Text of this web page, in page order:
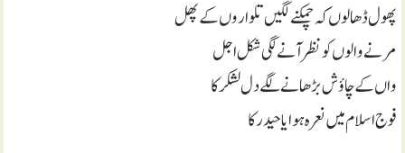
پھول ڈھالوں کہ چمکنے لگیں تلواروں کے پھل
مرنے والوں کو نظر آنے لگی شکل اجل
واں کے چاؤش بڑھانے لگے دل لشکر کا
فوج اسلام میں نعرہ ہوا یا حیدر کا